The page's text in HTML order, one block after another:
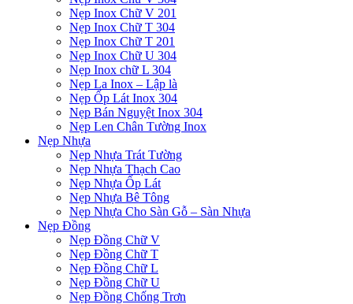
Nẹp Inox Chữ V 201
Nẹp Inox Chữ T 304
Nẹp Inox Chữ T 201
Nẹp Inox Chữ U 304
Nẹp Inox chữ L 304
Nẹp La Inox – Lập là
Nẹp Ốp Lát Inox 304
Nẹp Bán Nguyệt Inox 304
Nẹp Len Chân Tường Inox
Nẹp Nhựa
Nẹp Nhựa Trát Tường
Nẹp Nhựa Thạch Cao
Nẹp Nhựa Ốp Lát
Nẹp Nhựa Bê Tông
Nẹp Nhựa Cho Sàn Gỗ – Sàn Nhựa
Nẹp Đồng
Nẹp Đồng Chữ V
Nẹp Đồng Chữ T
Nẹp Đồng Chữ L
Nẹp Đồng Chữ U
Nẹp Đồng Chống Trơn